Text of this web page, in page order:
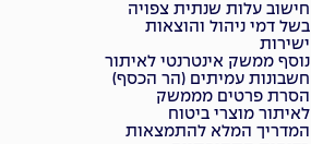
חישוב עלות שנתית צפויה
בשל דמי ניהול והוצאות
ישירות
נוסף ממשק אינטרנטי לאיתור
חשבונות עמיתים (הר הכסף)
הסרת פרטים מממשק
לאיתור מוצרי ביטוח
המדריך המלא להתמצאות